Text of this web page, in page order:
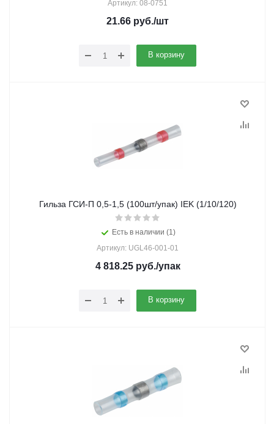
Артикул: 08-0751
21.66 руб./шт
В корзину
Гильза ГСИ-П 0,5-1,5 (100шт/упак) IEK (1/10/120)
Есть в наличии (1)
Артикул: UGL46-001-01
4 818.25руб./упак
В корзину